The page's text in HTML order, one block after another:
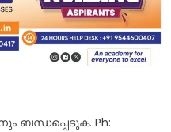
ബന്ധപ്പെടുക. Ph: